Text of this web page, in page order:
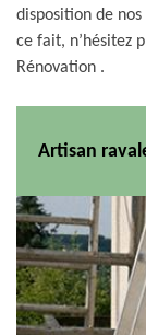
disposition de
ce fait, n’hésitez
Rénovation .
Artisan